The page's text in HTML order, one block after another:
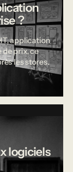
?
application
prix, ce
les stores.
logiciels